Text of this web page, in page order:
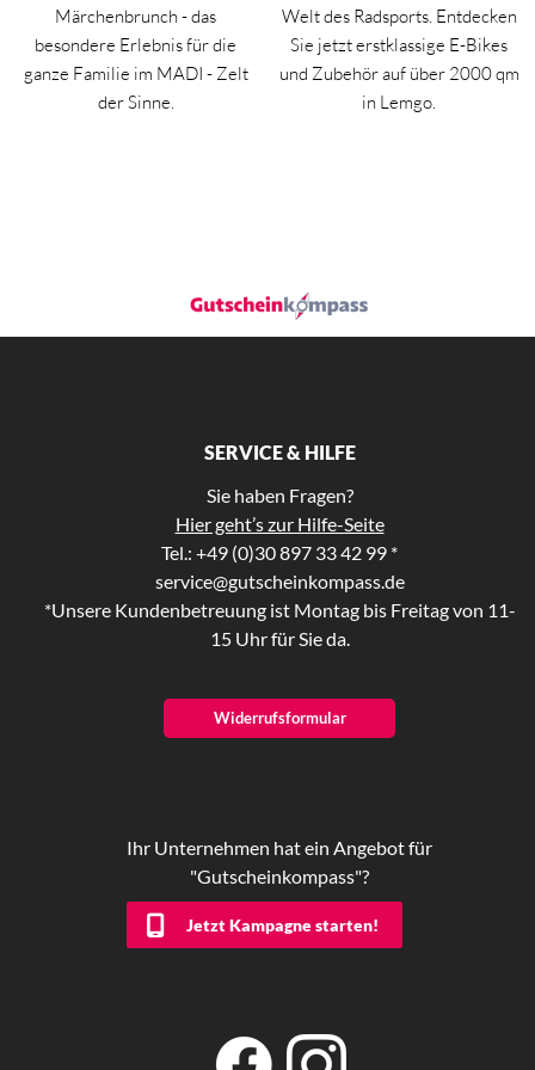
Märchenbrunch - das
besondere Erlebnis für die
ganze Familie im MADI - Zelt
der Sinne.
Welt des Radsports. Entdecken
Sie jetzt erstklassige E-Bikes
und Zubehör auf über 2000 qm
in Lemgo.
SERVICE & HILFE
Sie haben Fragen?
Hier geht’s zur Hilfe-Seite
Tel.: +49 (0)30 897 33 42 99 *
service@gutscheinkompass.de
*Unsere Kundenbetreuung ist Montag bis Freitag von 11-
15 Uhr für Sie da.
Widerrufsformular
Ihr Unternehmen hat ein Angebot für
"Gutscheinkompass"?
Jetzt Kampagne starten!